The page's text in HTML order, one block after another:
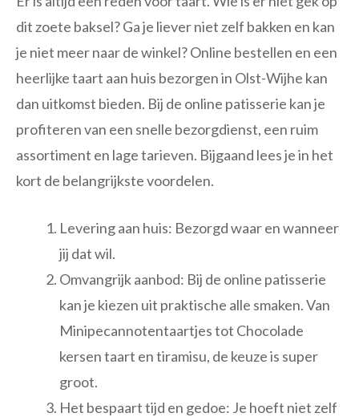
dit zoete baksel? Ga je liever niet zelf bakken en kan
je niet meer naar de winkel? Online bestellen en een
heerlijke taart aan huis bezorgen in Olst-Wijhe kan
dan uitkomst bieden. Bij de online patisserie kan je
profiteren van een snelle bezorgdienst, een ruim
assortiment en lage tarieven. Bijgaand lees je in het
kort de belangrijkste voordelen.
Levering aan huis: Bezorgd waar en wanneer
jij dat wil.
Omvangrijk aanbod: Bij de online patisserie
kan je kiezen uit praktische alle smaken. Van
Minipecannotentaartjes tot Chocolade
kersen taart en tiramisu, de keuze is super
groot.
Het bespaart tijd en gedoe: Je hoeft niet zelf